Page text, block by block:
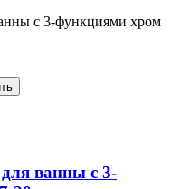
с 3-функциями хром
ванны с 3-